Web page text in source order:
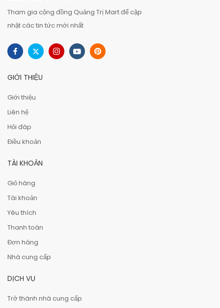
Tham gia cộng đồng Quảng Trị Mart để cập
nhật các tin tức mới nhất
GIỚI THIỆU
Giới thiệu
Liên hệ
Hỏi đáp
Điều khoản
TÀI KHOẢN
Giỏ hàng
Tài khoản
Yêu thích
Thanh toán
Đơn hàng
Nhà cung cấp
DỊCH VỤ
Trở thành nhà cung cấp